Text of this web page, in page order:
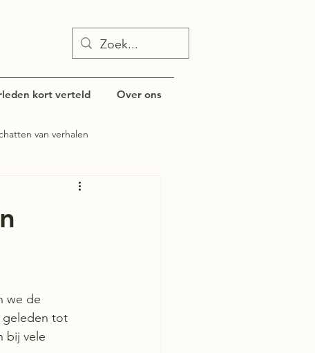
kort verteld Over ons
van verhalen
we de
geleden tot
bij vele